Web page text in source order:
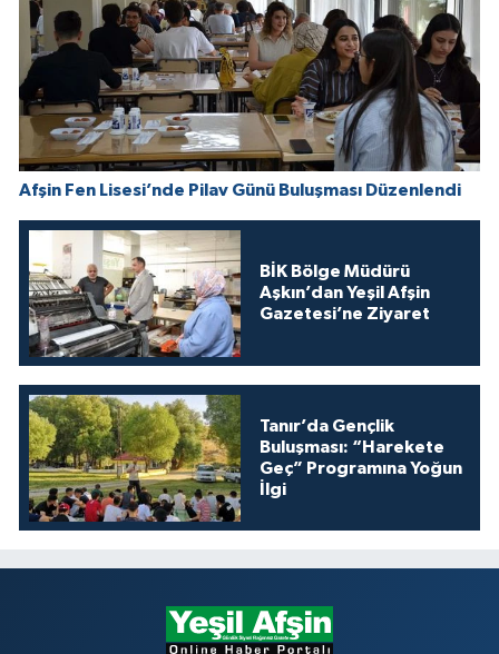
Afşin Fen Lisesi’nde Pilav Günü Buluşması Düzenlendi
BİK Bölge Müdürü
Aşkın’dan Yeşil Afşin
Gazetesi’ne Ziyaret
Tanır’da Gençlik
Buluşması: “Harekete
Geç” Programına Yoğun
İlgi